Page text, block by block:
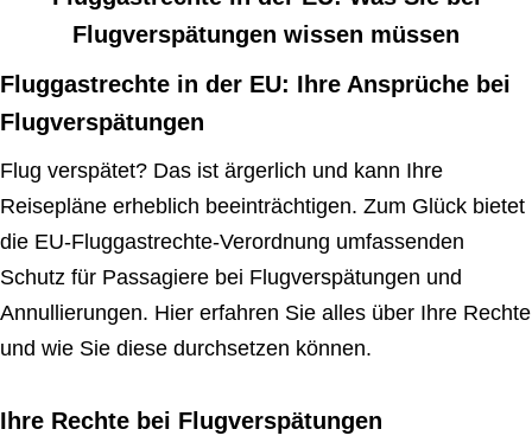
Flugverspätungen wissen müssen
Fluggastrechte in der EU: Ihre Ansprüche bei
Flugverspätungen
Flug verspätet? Das ist ärgerlich und kann Ihre
Reisepläne erheblich beeinträchtigen. Zum Glück bietet
die EU-Fluggastrechte-Verordnung umfassenden
Schutz für Passagiere bei Flugverspätungen und
Annullierungen. Hier erfahren Sie alles über Ihre Rechte
und wie Sie diese durchsetzen können.
Ihre Rechte bei Flugverspätungen